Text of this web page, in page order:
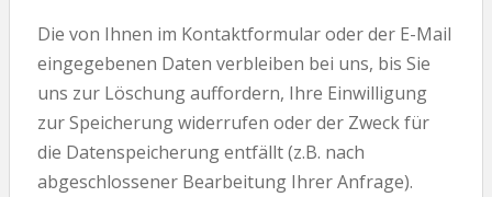
Die von Ihnen im Kontaktformular oder der E-Mail
eingegebenen Daten verbleiben bei uns, bis Sie
uns zur Löschung auffordern, Ihre Einwilligung
zur Speicherung widerrufen oder der Zweck für
die Datenspeicherung entfällt (z.B. nach
abgeschlossener Bearbeitung Ihrer Anfrage).